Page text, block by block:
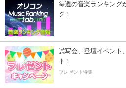
毎週の音楽ランキング
ク！
試写会、登壇イベント
ト！
プレゼント特集